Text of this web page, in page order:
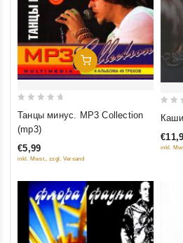
Добавить В Корзину
5
Танцы минус. MP3 Collection
(mp3)
€5,99
inkl. Mwst., zzgl. Versand
of
inkl.